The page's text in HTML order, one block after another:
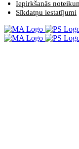
Iepirkšanās
Sīkdatņu iestatījumi